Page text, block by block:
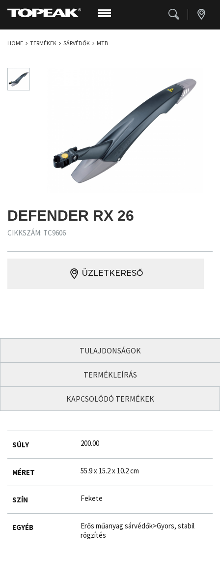
HOME TERMÉKEK SÁRVÉDŐK MTB
DEFENDER RX 26
CIKKSZÁM: TC9606
ÜZLETKERESŐ
TULAJDONSÁGOK
TERMÉKLEÍRÁS
KAPCSOLÓDÓ TERMÉKEK
SÚLY 200.00
MÉRET 55.9 x 15.2 x 10.2 cm
SZÍN Fekete
EGYÉB
Erős műanyag sárvédők>Gyors, stabil
rögzítés